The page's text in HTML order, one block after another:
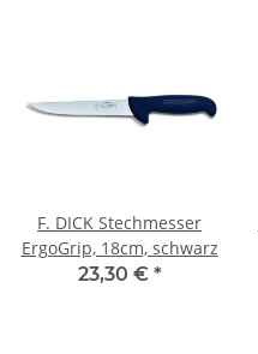
F. DICK Stechmesser
ErgoGrip, 18cm, schwarz
23,30 € *